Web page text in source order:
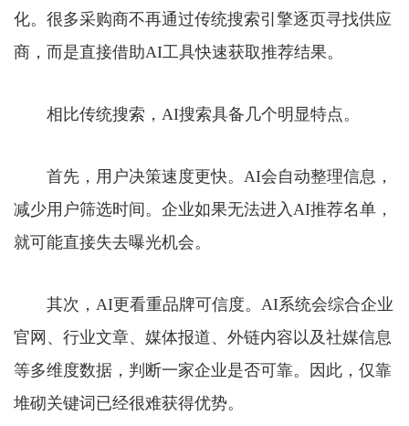
化。很多采购商不再通过传统搜索引擎逐页寻找供应
商，而是直接借助AI工具快速获取推荐结果。
相比传统搜索，AI搜索具备几个明显特点。
首先，用户决策速度更快。AI会自动整理信息，
减少用户筛选时间。企业如果无法进入AI推荐名单，
就可能直接失去曝光机会。
其次，AI更看重品牌可信度。AI系统会综合企业
官网、行业文章、媒体报道、外链内容以及社媒信息
等多维度数据，判断一家企业是否可靠。因此，仅靠
堆砌关键词已经很难获得优势。